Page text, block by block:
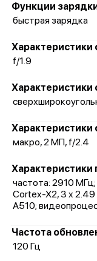
Функции
быстрая зарядка
f/1.9
Характеристики
Характеристики
макро, 2 МП, f/2.4
Характеристики
частота: 2910 МГц;
Cortex-X2, 3 x
A510;
Частота
120 Гц